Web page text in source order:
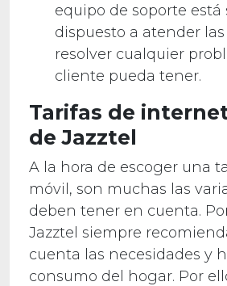
equipo de soporte está
dispuesto a atender
resolver cualquier
cliente pueda tener.
Tarifas de
de Jazztel
A la hora de escoger una
móvil, son muchas las
deben tener en cuenta.
Jazztel siempre
cuenta las necesidades y
consumo del hogar. Por